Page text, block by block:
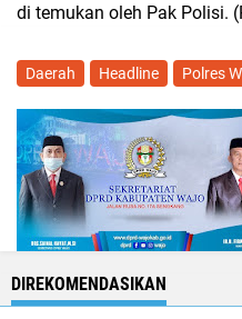
di temukan oleh Pak Polisi.
Daerah Headline Polres
DIREKOMENDASIKAN